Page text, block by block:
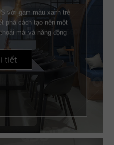
với gam màu xanh trẻ
phá cách tạo nên một
mái và năng động
tiết